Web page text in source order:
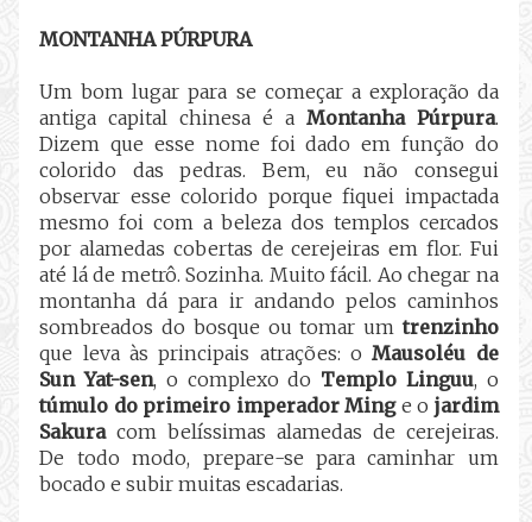
MONTANHA PÚRPURA
Um bom lugar para se começar a exploração da
antiga capital chinesa é a Montanha Púrpura.
Dizem que esse nome foi dado em função do
colorido das pedras. Bem, eu não consegui
observar esse colorido porque fiquei impactada
mesmo foi com a beleza dos templos cercados
por alamedas cobertas de cerejeiras em flor. Fui
até lá de metrô. Sozinha. Muito fácil. Ao chegar na
montanha dá para ir andando pelos caminhos
sombreados do bosque ou tomar umtrenzinho
que leva às principais atrações: oMausoléu de
Sun Yat-sen, o complexo do Templo Linguu, o
túmulo do primeiro imperador Minge o jardim
Sakuracom belíssimas alamedas de cerejeiras.
De todo modo, prepare-se para caminhar um
bocado e subir muitas escadarias.